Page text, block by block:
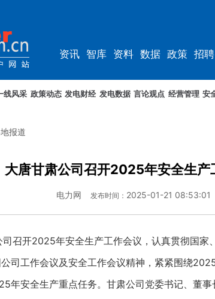
资讯 智库 资料 数据 政策 招聘
线风采 政策动态 发电财经 发电数据 言论观点 经营管理 安
报道
大唐甘肃公司召开2025年安全生产
电力网 发布时间： 2025-01-21 08:53:01
开2025年安全生产工作会议，认真贯彻国家
司工作会议及安全工作会议精神，紧紧围绕
年安全生产重点任务。甘肃公司党委书记、董